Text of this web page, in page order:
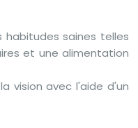
habitudes saines telles
et une alimentation
vision avec l'aide d'un